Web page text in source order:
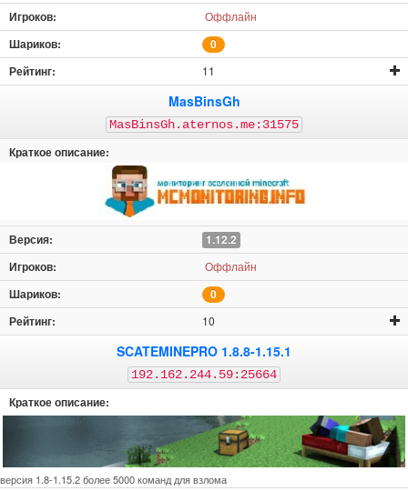
Оффлайн
0
11
MasBinsGh
MasBinsGh.aternos.me:31575
1.12.2
Оффлайн
0
10
SCATEMINEPRO 1.8.8-1.15.1
192.162.244.59:25664
версия 1.8-1.15.2 более 5000 команд для взлома